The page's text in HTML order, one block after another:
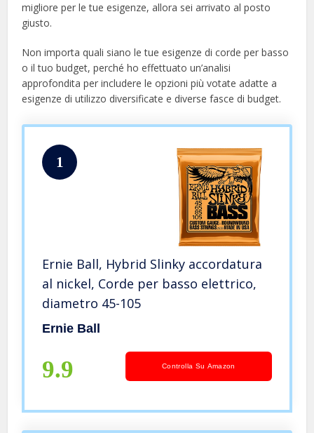
migliore per le tue esigenze, allora sei arrivato al posto
giusto.
Non importa quali siano le tue esigenze di corde per basso
o il tuo budget, perché ho effettuato un’analisi
approfondita per includere le opzioni più votate adatte a
esigenze di utilizzo diversificate e diverse fasce di budget.
1
Ernie Ball, Hybrid Slinky accordatura
al nickel, Corde per basso elettrico,
diametro 45-105
Ernie Ball
9.9 Controlla Su Amazon